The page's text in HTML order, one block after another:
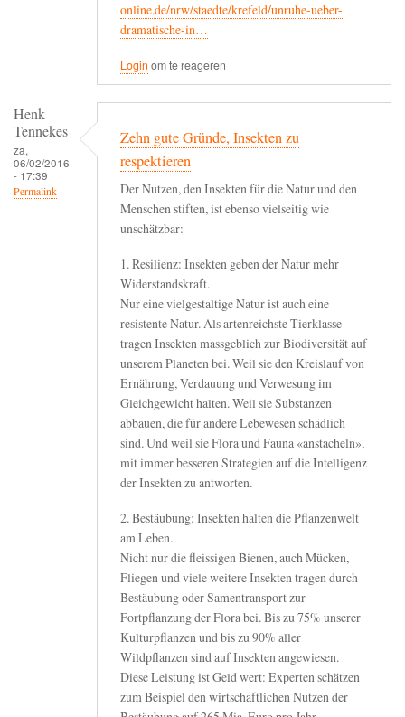
online.de/nrw/staedte/krefeld/unruhe-ueber-
dramatische-in…
Login om te reageren
Henk
Tennekes
za,
06/02/2016
- 17:39
Permalink
Zehn gute Gründe, Insekten zu
respektieren
Der Nutzen, den Insekten für die Natur und den
Menschen stiften, ist ebenso vielseitig wie
unschätzbar:
1. Resilienz: Insekten geben der Natur mehr
Widerstandskraft.
Nur eine vielgestaltige Natur ist auch eine
resistente Natur. Als artenreichste Tierklasse
tragen Insekten massgeblich zur Biodiversität auf
unserem Planeten bei. Weil sie den Kreislauf von
Ernährung, Verdauung und Verwesung im
Gleichgewicht halten. Weil sie Substanzen
abbauen, die für andere Lebewesen schädlich
sind. Und weil sie Flora und Fauna «anstacheln»,
mit immer besseren Strategien auf die Intelligenz
der Insekten zu antworten.
2. Bestäubung: Insekten halten die Pflanzenwelt
am Leben.
Nicht nur die fleissigen Bienen, auch Mücken,
Fliegen und viele weitere Insekten tragen durch
Bestäubung oder Samentransport zur
Fortpflanzung der Flora bei. Bis zu 75% unserer
Kulturpflanzen und bis zu 90% aller
Wildpflanzen sind auf Insekten angewiesen.
Diese Leistung ist Geld wert: Experten schätzen
zum Beispiel den wirtschaftlichen Nutzen der